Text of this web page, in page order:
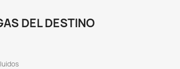
DEL DESTINO